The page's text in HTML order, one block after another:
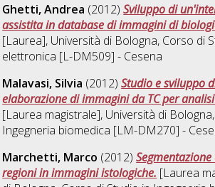
Ghetti, Andrea (2012)Sviluppo di
assistita in database di immagini di
[Laurea], Università di Bologna, Corso di
elettronica [L-DM509] - Cesena
Malavasi, Silvia (2012)Studio e sviluppo
elaborazione di immagini da TC per
[Laurea magistrale], Università di
Ingegneria biomedica [LM-DM270] -
Marchetti, Marco (2012)
regioni in immagini istologiche. [Laurea